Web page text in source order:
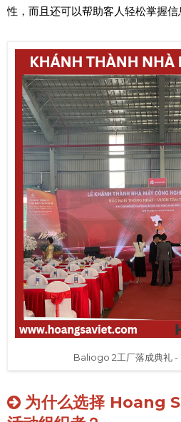
性，而且还可以帮助客人轻松掌握信
Baliogo 2工厂落成典礼
为什么选择 Hoang